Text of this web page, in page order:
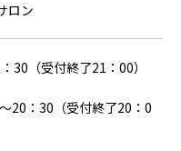
ロン
（受付終了21：00）
20：30（受付終了20：0